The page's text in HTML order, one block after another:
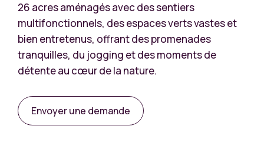
26 acres aménagés avec des sentiers
multifonctionnels, des espaces verts vastes et
bien entretenus, offrant des promenades
tranquilles, du jogging et des moments de
détente au cœur de la nature.
Envoyer une demande